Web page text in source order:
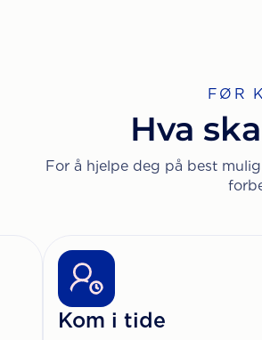
FØR
Hva
For å hjelpe deg på best
Kom i tide